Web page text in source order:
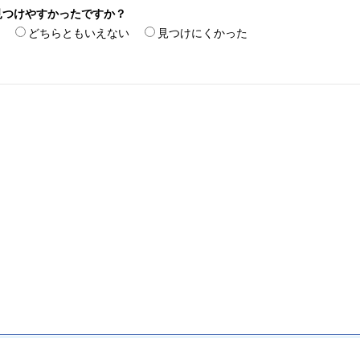
けやすかったですか？
どちらともいえない 見つけにくかった